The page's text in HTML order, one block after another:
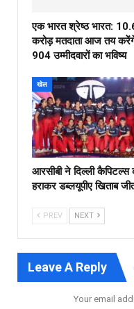
एक भारत श्रेष्ठ भारत:
करोड़ मतदाता आज तय
904 उम्मीदवारों का भविष्य
खेल
आरसीबी ने दिल्ली कैपिटल्स
हराकर डब्लयूपीए खिताब
PREV NEXT
Leave A Reply
Your email